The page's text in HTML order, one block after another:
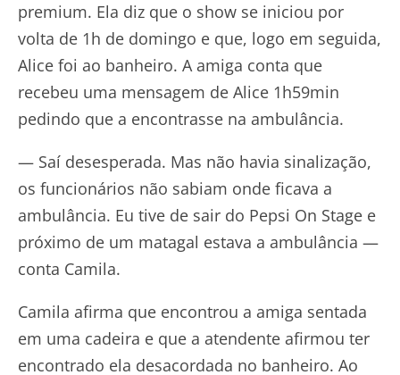
premium. Ela diz que o show se iniciou por
volta de 1h de domingo e que, logo em seguida,
Alice foi ao banheiro. A amiga conta que
recebeu uma mensagem de Alice 1h59min
pedindo que a encontrasse na ambulância.
— Saí desesperada. Mas não havia sinalização,
os funcionários não sabiam onde ficava a
ambulância. Eu tive de sair do Pepsi On Stage e
próximo de um matagal estava a ambulância —
conta Camila.
Camila afirma que encontrou a amiga sentada
em uma cadeira e que a atendente afirmou ter
encontrado ela desacordada no banheiro. Ao